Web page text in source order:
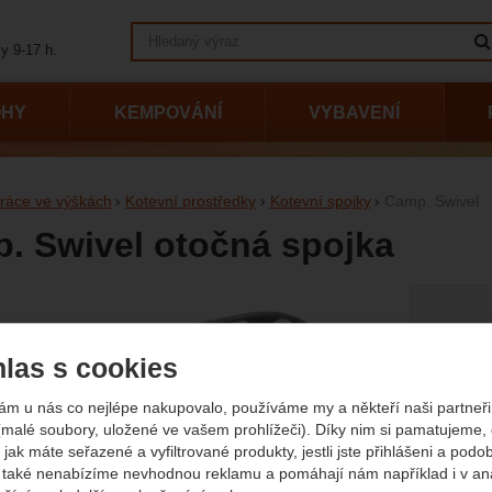
s cookies
u nás co nejlépe nakupovalo, používáme my a někteří naši partneři
soubory, uložené ve vašem prohlížeči). Díky nim si pamatujeme,
máte seřazené a vyfiltrované produkty, jestli jste přihlášeni a
nenabízíme nevhodnou reklamu a pomáhají nám například i v
ve výškách Kotevní prostředky Kotevní spojky
Swivel otočná spojka
1 190
14
KEMPOVÁNÍ VYBAVENÍ
9-17 h.